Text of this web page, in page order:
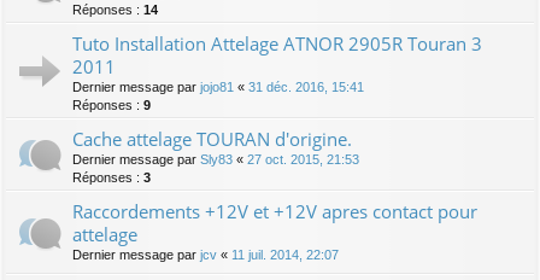
Réponses : 14
Tuto Installation Attelage ATNOR 2905R Touran 3
2011
Dernier message par jojo81 « 31 déc. 2016, 15:41
Réponses : 9
Cache attelage TOURAN d'origine.
Dernier message par Sly83 « 27 oct. 2015, 21:53
Réponses : 3
Raccordements +12V et +12V apres contact pour
attelage
Dernier message par jcv « 11 juil. 2014, 22:07